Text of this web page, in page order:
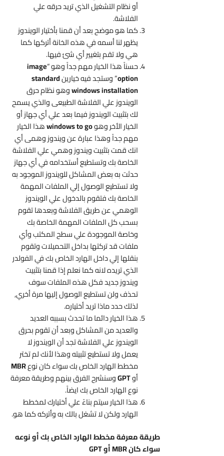
أو نظام التشغيل الذي تريد حرقه علي
الفلاشة.
كما هو موضح بعد أن قمنا بأختيار الويندوز
يظهر لنا أسمه في هذه الخانة أتركها كما
هي ولا تقم بتغيير أي شئ فيها.
حسناً هذا الخيار مهم جداً وهو “image
option” وستجد فيه خيارينstandard
windows installationوهو نظام حرق
الويندوز علي الفلاشة الطبيعى والذي يسمح
لك بتثبيت الويندوز فيما بعد علي أي جهاز أو
الخيار الأخر وهوwindows to goهذا الخيار
مهم جداً وهذا عبارة عن ويندوز وهمى أي
انك قمت بتثبيت ويندوز وهمي علي الفلاشة
الخاصة بك وتستطيع أستخدامه في أي جهاز
حدثت به بعض المشاكل للويندوز الموجود به
ولا تستطيع الوصول إلي الملفات المهمة
الخاصة بك فتقوم بالدخول علي الويندوز
الوهمي عن طريق الفلاشة وبعدها تقوم
بسحب كل الملفات المهمة الخاصة بك
وخاصة الموجودة علي سطح المكتب وأي
ملفات قد تركتها بداخل التحميلات وتقوم
بنقلها إلي داخل الهارد الخاص بك في الفولدر
الذي تريده لانه كما نعلم إذا قمنا بتثبيت
ويندوز جديد فكل هذه الملفات سوف
تحذف ولن تستطيع الوصول إليها مرة أخري,
لذلك حدد ماذا تريد أختياره.
هذا الخيار دائما ما تحدث بسببه العديد
والعديد من المشاكل وبعد أن تقوم بحرق
الويندوز علي الفلاشة تجد أن الويندوز لا
يعمل ولا تستطيع تثبيته وهذا لأنك لم تختر
مخطط الهارد الخاص بك سواء كان نوعMBR
أوGPTوسنشرح الفرق بينهم وطريقة معرفة
نوع الهارد الخاص بك ايضاً.
هذا الخيار سيتم بناءً علي أختيارك لمخطط
الهارد ولكن لا تشغل بالك به وأتركه كما هو.
طريقة معرفة مخطط الهارد الخاص بك أو نوعه
سواء كان MBR أو GPT